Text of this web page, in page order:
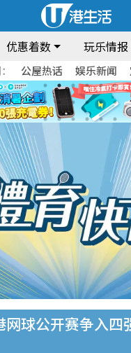
优惠着数 玩乐情报
公屋热话 娱乐新闻
网球公开赛争入四